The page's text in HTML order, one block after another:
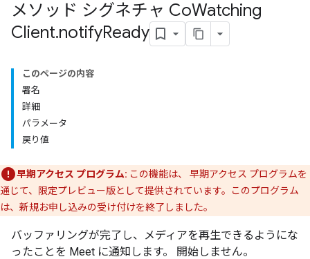
メソッド シグネチャ CoWatching
Client.notifyReady
このページの内容
署名
詳細
パラメータ
戻り値
早期アクセス プログラム: この機能は、 早期アクセス プログラムを
通じて、限定プレビュー版として提供されています。このプログラム
は、新規お申し込みの受け付けを終了しました。
バッファリングが完了し、メディアを再生できるようにな
ったことを Meet に通知します。 開始しません。